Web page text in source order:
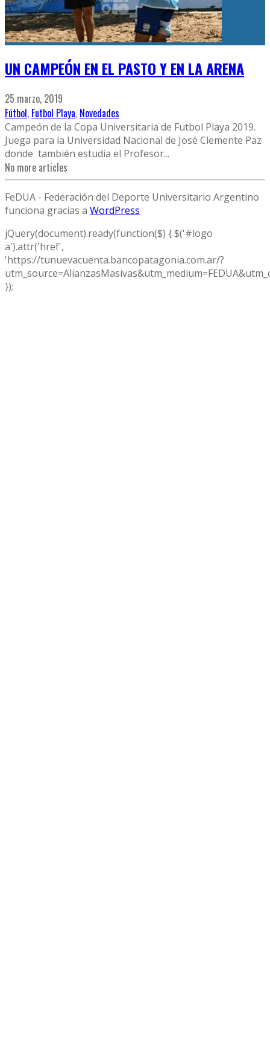
UN CAMPEÓN EN EL PASTO Y EN LA ARENA
25 marzo, 2019
Fútbol, Futbol Playa, Novedades
Campeón de la Copa Universitaria de Futbol Playa 2019.
Juega para la Universidad Nacional de José Clemente Paz
donde también estudia el Profesor...
No more articles
FeDUA - Federación del Deporte Universitario Argentino
funciona gracias a WordPress
jQuery(document).ready(function($) { $('#logo
a').attr('href',
'https://tunuevacuenta.bancopatagonia.com.ar/?
});